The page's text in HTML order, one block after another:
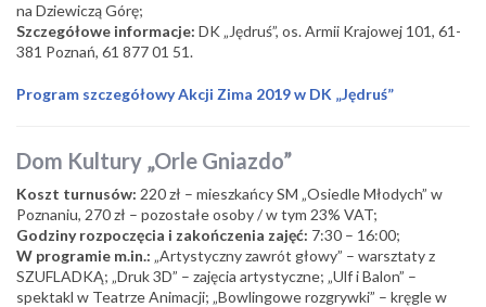
na Dziewiczą Górę;
Szczegółowe informacje: DK „Jędruś”, os. Armii Krajowej 101, 61-
381 Poznań, 61 877 01 51.
Program szczegółowy Akcji Zima 2019 w DK „Jędruś”
Dom Kultury „Orle Gniazdo”
Koszt turnusów: 220 zł – mieszkańcy SM „Osiedle Młodych” w
Poznaniu, 270 zł – pozostałe osoby / w tym 23% VAT;
Godziny rozpoczęcia i zakończenia zajęć: 7:30 – 16:00;
W programie m.in.: „Artystyczny zawrót głowy” – warsztaty z
SZUFLADKĄ; „Druk 3D” – zajęcia artystyczne; „Ulf i Balon” –
spektakl w Teatrze Animacji; „Bowlingowe rozgrywki” – kręgle w